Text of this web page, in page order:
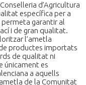
d’Agricultura
específica per a
permeta garantir al
i de gran qualitat.
l’ametla
productes importats
de qualitat ni
únicament es
a aquells
de la Comunitat